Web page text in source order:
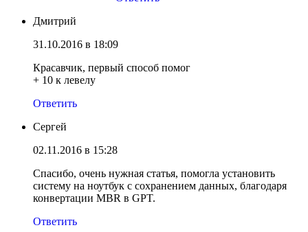
Дмитрий
31.10.2016 в 18:09
Красавчик, первый способ помог
+ 10 к левелу
Ответить
Сергей
02.11.2016 в 15:28
Спасибо, очень нужная статья, помогла установить
систему на ноутбук с сохранением данных, благодаря
конвертации MBR в GPT.
Ответить